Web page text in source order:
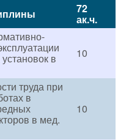
72
ак.ч.
в 10
труда при
в
в мед.
10